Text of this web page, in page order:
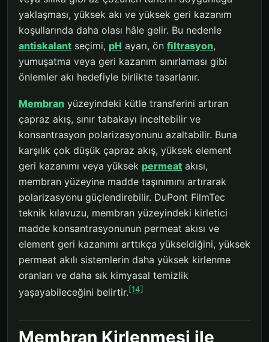
yaklaşması, yüksek akı ve yüksek geri kazanım
koşullarında daha olası hâle gelir. Bu nedenle
antiskalant seçimi, pH ayarı, ön filtrasyon,
yumuşatma veya geri kazanım sınırlaması gibi
önlemler akı hedefiyle birlikte tasarlanır.
Membran yüzeyindeki kütle transferini artıran
çapraz akış, sınır tabakayı inceltebilir ve
konsantrasyon polarizasyonunu azaltabilir. Buna
karşılık çok düşük çapraz akış, yüksek element
geri kazanımı veya yüksek permeat akısı,
membran yüzeyine madde taşınımını artırarak
polarizasyonu güçlendirebilir. DuPont FilmTec
teknik kılavuzu, membran yüzeyindeki kirletici
madde konsantrasyonunun permeat akısı ve
element geri kazanımı arttıkça yükseldiğini, yüksek
permeat akılı sistemlerin daha yüksek kirlenme
oranları ve daha sık kimyasal temizlik
yaşayabileceğini belirtir.[14]
Membran Kirlenmesi ile